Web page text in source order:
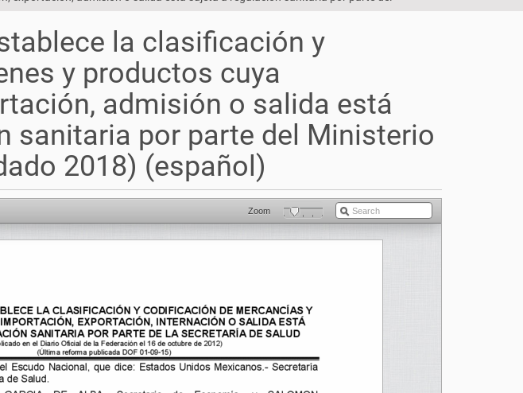
la clasificación y
y productos cuya
admisión o salida está
sanitaria por parte del Ministerio
2018) (español)
Zoom